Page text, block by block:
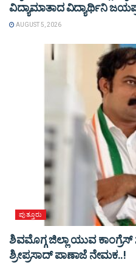
ವಿದ್ಯಾಮಾತಾದ ವಿದ್ಯಾರ್ಥಿನಿ
AUGUST 5, 2026
ಪುತ್ತೂರು
ಶಿವಮೊಗ್ಗ ಜಿಲ್ಲಾ ಯುವ
ಶ್ರೀಪ್ರಸಾದ್ ಪಾಣಾಜೆ ನೇಮಕ..!